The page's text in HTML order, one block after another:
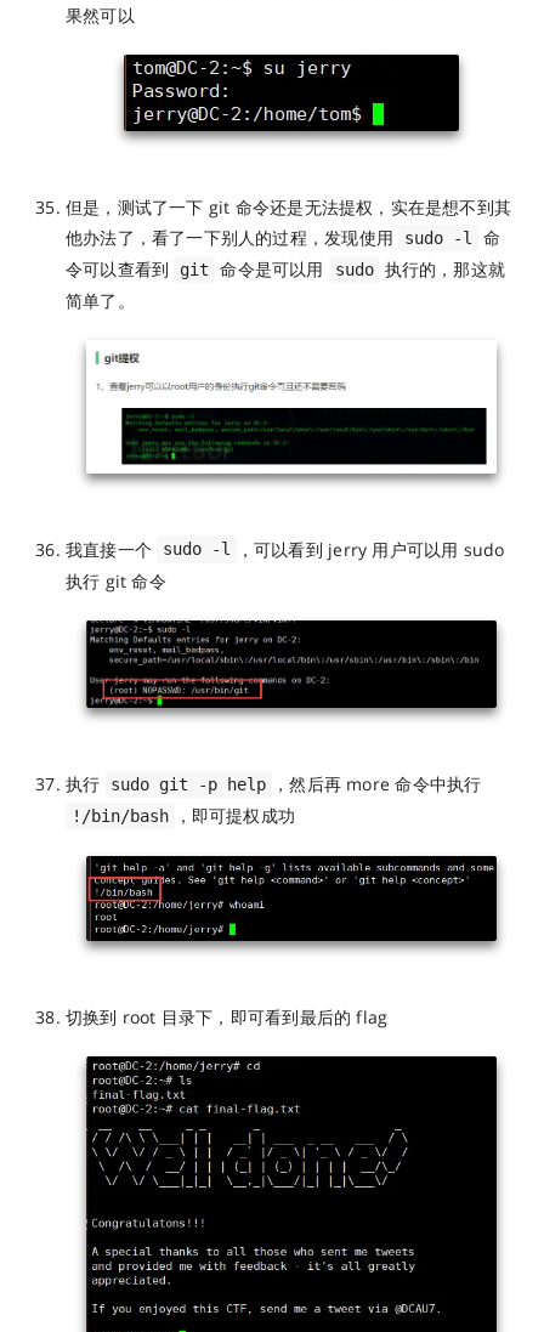
果然可以
但是，测试了一下 git 命令还是无法提权，实在是想不到其
他办法了，看了一下别人的过程，发现使用
sudo -l
命
令可以查看到
git 命令是可以用 sudo 执行的，那这就
简单了。
我直接一个 sudo -l
，可以看到 jerry 用户可以用 sudo
执行 git 命令
执行 sudo git -p help ，然后再 more 命令中执行
!/bin/bash ，即可提权成功
切换到 root 目录下，即可看到最后的 flag